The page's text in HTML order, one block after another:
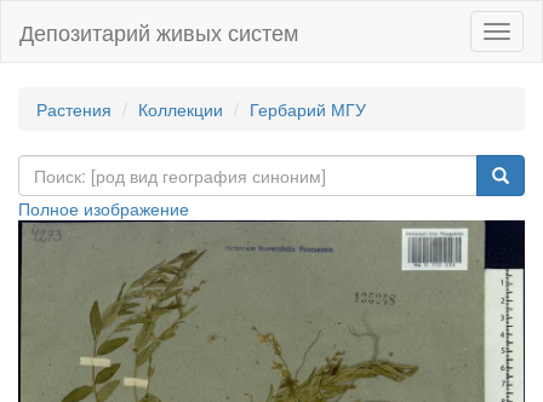
Депозитарий живых систем
Растения Коллекции Гербарий МГУ
Полное изображение